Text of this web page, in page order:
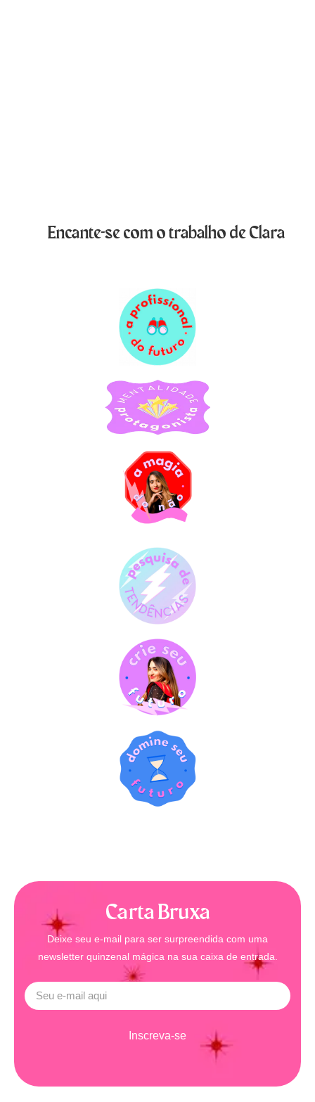
Encante-se com o trabalho de Clara
Carta Bruxa
Deixe seu e-mail para ser surpreendida com uma
newsletter quinzenal mágica na sua caixa de entrada.
Inscreva-se